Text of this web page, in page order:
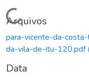
Carregando...
Arquivos
para-vicente-da-
da-vila-de-itu-120.pdf
Data